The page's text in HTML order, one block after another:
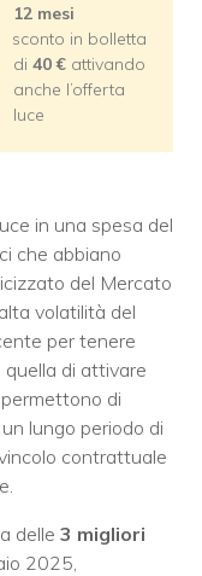
12 mesi
sconto in bolletta
di 40 € attivando
anche l’offerta
luce
in una spesa del
che abbiano
del Mercato
volatilità del
per tenere
di attivare
permettono di
lungo periodo di
contrattuale
delle 3 migliori
2025,